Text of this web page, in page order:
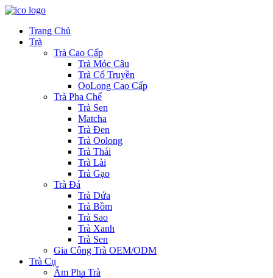
Trang Chủ
Trà
Trà Cao Cấp
Trà Móc Câu
Trà Cổ Truyền
OoLong Cao Cấp
Trà Pha Chế
Trà Sen
Matcha
Trà Đen
Trà Oolong
Trà Thái
Trà Lài
Trà Gạo
Trà Đá
Trà Dứa
Trà Bồm
Trà Sao
Trà Xanh
Trà Sen
Gia Công Trà OEM/ODM
Trà Cụ
Ấm Pha Trà